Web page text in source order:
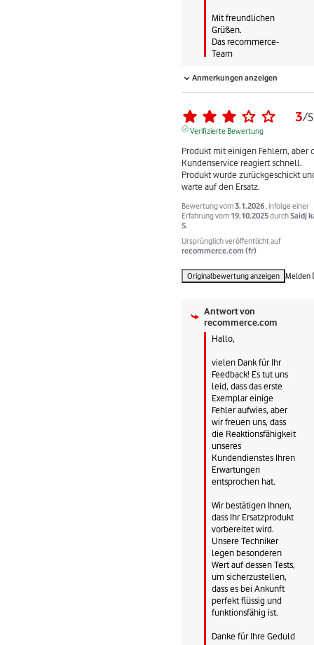
Mit freundlichen
Grüßen.
Das recommerce-
Team
Anmerkungen anzeigen
3/5
Verifizierte Bewertung
Produkt mit einigen Fehlern, aber
Kundenservice reagiert schnell.
Produkt wurde zurückgeschickt
warte auf den Ersatz.
Bewertung vom3.1.2026 , infolge einer
Erfahrung vom 19.10.2025durchSaidj
S.
Ursprünglich veröffentlicht auf
recommerce.com (fr)
Originalbewertung anzeigen Melden
Antwort von
recommerce.com
Hallo,
vielen Dank für Ihr
Feedback! Es tut uns
leid, dass das erste
Exemplar einige
Fehler aufwies, aber
wir freuen uns, dass
die Reaktionsfähigkeit
unseres
Kundendienstes Ihren
Erwartungen
entsprochen hat.
Wir bestätigen Ihnen,
dass Ihr Ersatzprodukt
vorbereitet wird.
Unsere Techniker
legen besonderen
Wert auf dessen Tests,
um sicherzustellen,
dass es bei Ankunft
perfekt flüssig und
funktionsfähig ist.
Danke für Ihre Geduld